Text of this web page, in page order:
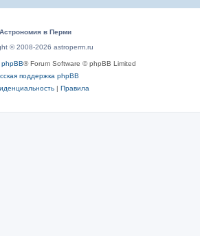
Астрономия в Перми
© 2008-2026 astroperm.ru
phpBB® Forum Software © phpBB Limited
поддержка phpBB
| Правила